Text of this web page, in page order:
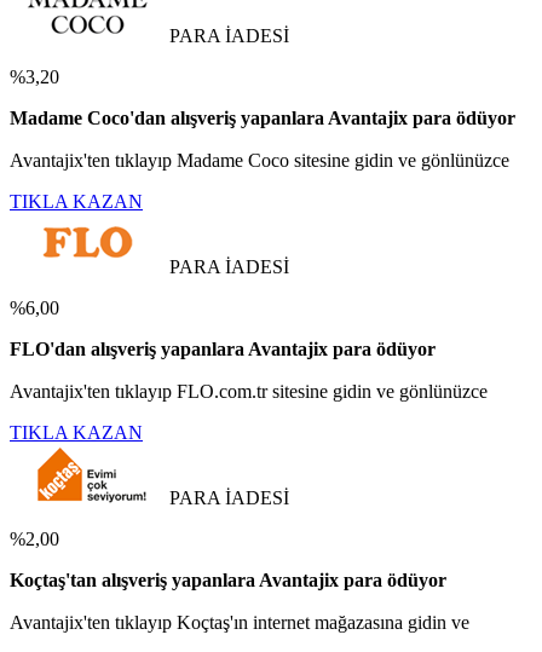
PARA İADESİ
%3,20
Madame Coco'dan alışveriş yapanlara Avantajix para ödüyor
Avantajix'ten tıklayıp Madame Coco sitesine gidin ve gönlünüzce
TIKLA KAZAN
PARA İADESİ
%6,00
FLO'dan alışveriş yapanlara Avantajix para ödüyor
Avantajix'ten tıklayıp FLO.com.tr sitesine gidin ve gönlünüzce
TIKLA KAZAN
PARA İADESİ
%2,00
Koçtaş'tan alışveriş yapanlara Avantajix para ödüyor
Avantajix'ten tıklayıp Koçtaş'ın internet mağazasına gidin ve